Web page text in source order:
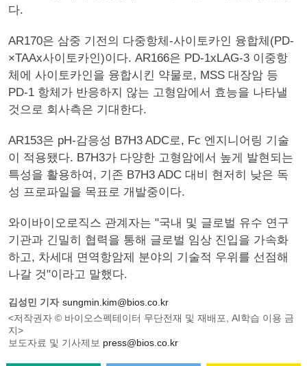
다.
AR170은 삼중 기전의 다중항체-사이토카인 융합체(PD-
×TAAx사이토카인)이다. AR166은 PD-1xLAG-3 이중항
체에 사이토카인을 융합시킨 약물로, MSS 대장암 등
PD-1 항체가 반응하지 않는 고형암에서 효능을 나타낼
것으로 회사측은 기대한다.
AR153은 pH-감응성 B7H3 ADC로, Fc 엔지니어링 기술
이 적용됐다. B7H3가 다양한 고형암에서 높게 발현되는
특성을 활용하여, 기존 B7H3 ADC 대비 현저히 낮은 독
성 프로파일을 목표로 개발중이다.
와이바이오로직스 관계자는 "국내 및 글로벌 유수 연구
기관과 긴밀히 협력을 통해 글로벌 임상 진입을 가속화
하고, 차세대 면역항암제 분야의 기술적 우위를 선점해
나갈 것"이라고 말했다.
김성민 기자 sungmin.kim@bios.co.kr
<저작권자 © 바이오스펙테이터 무단전재 및 재배포, AI학습 이용 금
지>
보도자료 및 기사제보 press@bios.co.kr